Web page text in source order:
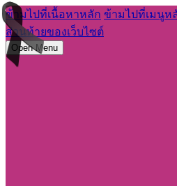
ข้ามไปที่เนื้อหาหลัก ข้ามไปที่เมนูห
ส่วนท้ายของเว็บไซต์
Open Menu